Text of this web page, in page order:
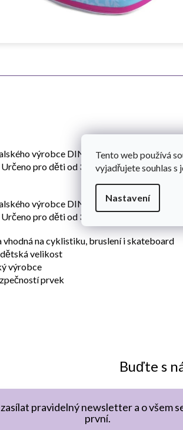
Tento web používá
vyjadřujete souhlas s
Nastavení
Buďte s
pravidelný newsletter a o všem
první.
výrobce DINO Bikes - s úžasným
pro děti od 3 let.
výrobce DINO Bikes - s úžasným
pro děti od 3 let.
na cyklistiku, bruslení i skateboard
velikost
výrobce
prvek